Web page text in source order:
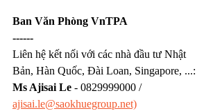
Ban Văn Phòng VnTPA
------
Liên hệ kết nối với các nhà đầu tư Nhật
Bản, Hàn Quốc, Đài Loan, Singapore, ...:
Ms Ajisai Le - 0829999000 /
ajisai.le@saokhuegroup.net)